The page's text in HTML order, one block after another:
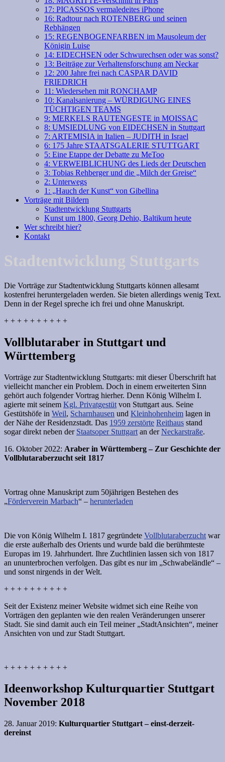
17: PICASSOS vermaledeites iPhone
16: Radtour nach ROTENBERG und seinen
Rebhängen
15: REGENBOGENFARBEN im Mausoleum der
Königin Luise
14: EIDECHSEN oder Schwurechsen oder was sonst?
13: Beiträge zur Verhaltensforschung am Neckar
12: 200 Jahre frei nach CASPAR DAVID
FRIEDRICH
11: Wiedersehen mit RONCHAMP
10: Kanalsanierung – WÜRDIGUNG EINES
TÜCHTIGEN TEAMS
9: MERKELS RAUTENGESTE in MOISSAC
8: UMSIEDLUNG von EIDECHSEN in Stuttgart
7: ARTEMISIA in Italien – JUDITH in Israel
6: 175 Jahre STAATSGALERIE STUTTGART
5: Eine Etappe der Debatte zu MeToo
4: VERWEIBLICHUNG des Lieds der Deutschen
3: Tobias Rehberger und die „Milch der Greise“
2: Unterwegs
1: „Hauch der Kunst“ von Gibellina
Vorträge mit Bildern
Stadtentwicklung Stuttgarts
Kunst um 1800, Georg Dehio, Baltikum heute
Wer schreibt hier?
Kontakt
Stadtentwicklung Stuttgarts
Die Vorträge zur Stadtentwicklung Stuttgarts können allesamt
kostenfrei heruntergeladen werden. Sie bieten allerdings wenig Text.
Denn in der Regel spreche ich frei und ohne Manuskript.
+ + + + + + + + + +
Vollblutaraber in Stuttgart und
Württemberg
Vorträge zur Stadtentwicklung Stuttgarts: mit dieser Überschrift hat
vielleicht mancher ein Problem. Doch in einem erweiterten Sinn
gehört auch folgender Vortrag hierher. Denn König Wilhelm I.
agierte mit seinem Kgl. Privatgestüt von Stuttgart aus. Seine
Gestütshöfe in Weil, Scharnhausen und Kleinhohenheim lagen in
der Nähe der Residenzstadt. Das 1959 zerstörte Reithaus stand
sogar direkt neben der Staatsoper Stuttgart an derNeckarstraße.
16. Oktober 2022: Araber in Württemberg – Zur Geschichte der
Vollblutaraberzucht seit 1817
Vortrag ohne Manuskript zum 50jährigen Bestehen des
„Förderverein Marbach“ – herunterladen
Die von König Wilhelm I. 1817 gegründete Vollblutaraberzucht war
die erste außerhalb des Orients und wurde bald die berühmteste
Europas im 19. Jahrhundert. Ihre Zuchtlinien lassen sich von 1817
an ununterbrochen verfolgen. Das gibt es nur im „Schwabeländle“ –
und sonst nirgends in der Welt.
+ + + + + + + + + +
Seit der Existenz meiner Website widmet sich eine Reihe von
Vorträgen den geplanten wie den realen Veränderungen unserer
Stadt. Sie sind damit auch ein Teil meiner „StadtAnsichten“, meiner
Ansichten von und zur Stadt Stuttgart.
+ + + + + + + + + +
Ideenworkshop Kulturquartier Stuttgart
November 2018
28. Januar 2019: Kulturquartier Stuttgart – einst-derzeit-
dereinst